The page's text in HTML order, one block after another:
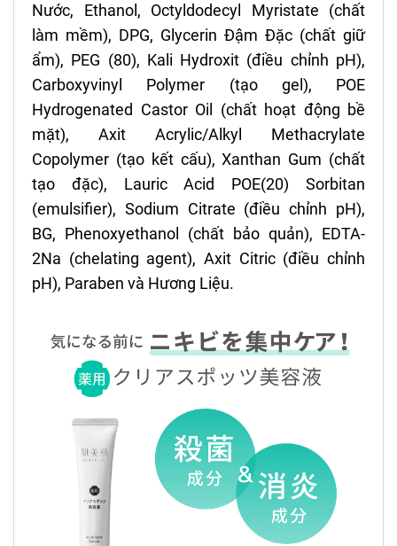
Nước, Ethanol, Octyldodecyl Myristate (chất
làm mềm), DPG, Glycerin Đậm Đặc (chất giữ
ẩm), PEG (80), Kali Hydroxit (điều chỉnh pH),
Carboxyvinyl Polymer (tạo gel), POE
Hydrogenated Castor Oil (chất hoạt động bề
mặt), Axit Acrylic/Alkyl Methacrylate
Copolymer (tạo kết cấu), Xanthan Gum (chất
tạo đặc), Lauric Acid POE(20) Sorbitan
(emulsifier), Sodium Citrate (điều chỉnh pH),
BG, Phenoxyethanol (chất bảo quản), EDTA-
2Na (chelating agent), Axit Citric (điều chỉnh
pH), Paraben và Hương Liệu.